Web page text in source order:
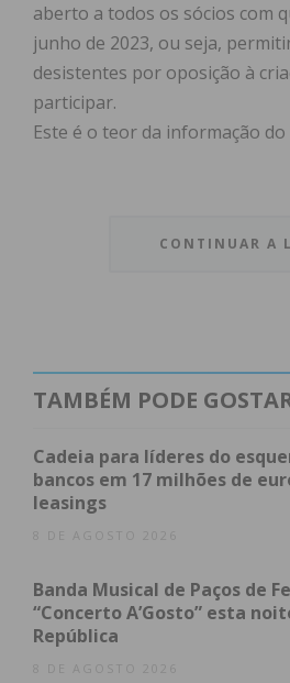
aberto a todos os sócios com
junho de 2023, ou seja,
desistentes por oposição à
participar.
Este é o teor da informação do
“A Direção do Futebol Clube
Paços de Ferreira, para uma
transformação da Sociedade
Sociedade Anónima Desportiva
Subscreva a
CONTINUAR A
TAMBÉM PODE
Cadeia para líderes do
bancos em 17 milhões de
leasings
8 DE AGOSTO 2026
Banda Musical de Paços de
“Concerto A’Gosto” esta
República
8 DE AGOSTO 2026